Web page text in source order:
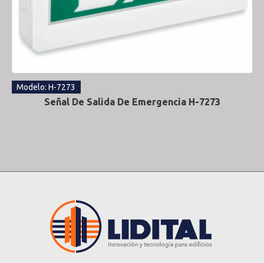
Modelo: H-7273
Señal De Salida De Emergencia H-7273